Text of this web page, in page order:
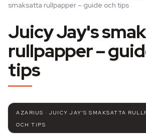
smaksatta rullpapper – guide och tips
Juicy Jay's
rullpapper –
tips
AZARIUS · JUICY JAY'S SMAKSATTA
OCH TIPS